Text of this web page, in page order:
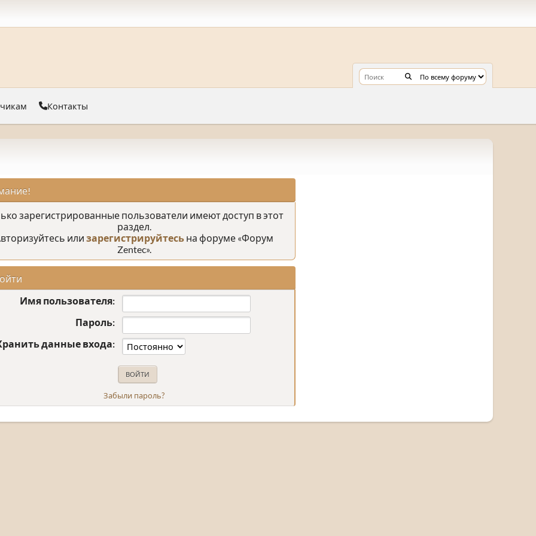
Контакты
зарегистрированные пользователи имеют доступ в этот
раздел.
или зарегистрируйтесь на форуме «Форум
Zentec».
Имя пользователя:
Пароль:
данные входа:
Забыли пароль?